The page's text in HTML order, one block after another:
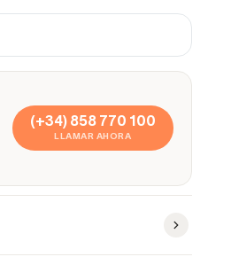
(+34) 858 770 100
LLAMAR AHORA